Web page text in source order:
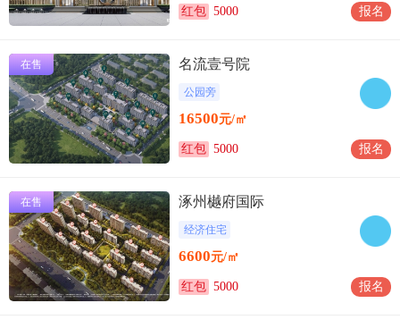
红包 5000 报名
在售 名流壹号院
公园旁
16500元/㎡
红包 5000 报名
在售 涿州樾府国际
经济住宅
6600元/㎡
红包 5000 报名